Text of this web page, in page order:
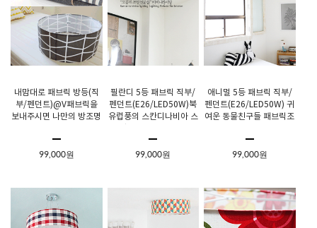
내맘대로 패브릭 방등(직
부/펜던트)@V패브릭을
보내주시면 나만의 방조명
기간 2주 교환및환불불가
99,000원
필란디 5등 패브릭 직부/
펜던트(E26/LED50W)북
유럽풍의 스칸디나비아 스
출해보세요.
99,000원
애니멀 5등 패브릭 직부/
펜던트(E26/LED50W) 귀
여운 동물친구들 패브릭조
99,000원